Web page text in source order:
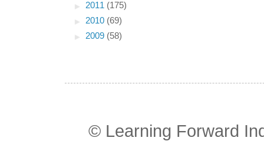
► 2011 (175)
► 2010 (69)
► 2009 (58)
© Learning Forward